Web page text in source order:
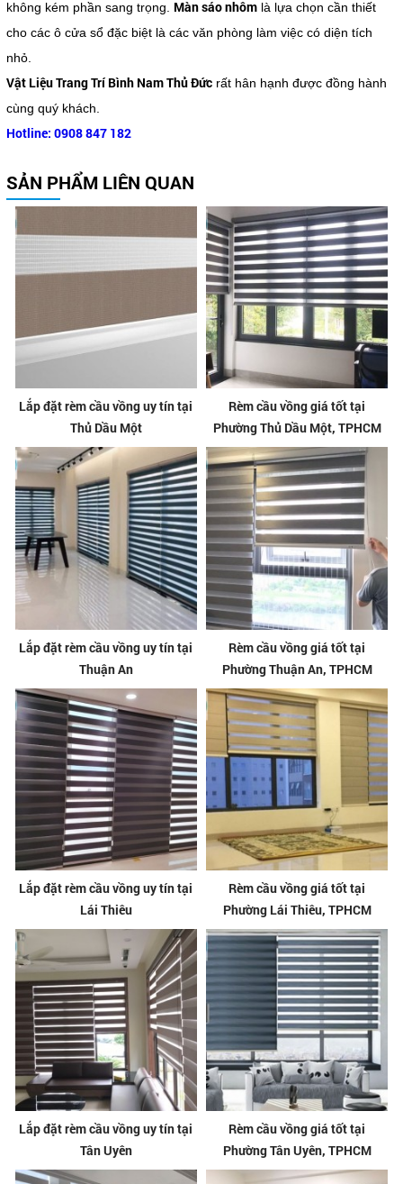
không kém phần sang trọng. Màn sáo nhômlà lựa chọn cần thiết
cho các ô cửa sổ đặc biệt là các văn phòng làm việc có diện tích
nhỏ.
Vật Liệu Trang Trí Bình Nam Thủ Đứcrất hân hạnh được đồng hành
cùng quý khách.
Hotline: 0908 847 182
SẢN PHẨM LIÊN QUAN
Lắp đặt rèm cầu vồng uy tín tại
Thủ Dầu Một
Rèm cầu vồng giá tốt tại
Phường Thủ Dầu Một, TPHCM
Lắp đặt rèm cầu vồng uy tín tại
Thuận An
Rèm cầu vồng giá tốt tại
Phường Thuận An, TPHCM
Lắp đặt rèm cầu vồng uy tín tại
Lái Thiêu
Rèm cầu vồng giá tốt tại
Phường Lái Thiêu, TPHCM
Lắp đặt rèm cầu vồng uy tín tại
Tân Uyên
Rèm cầu vồng giá tốt tại
Phường Tân Uyên, TPHCM